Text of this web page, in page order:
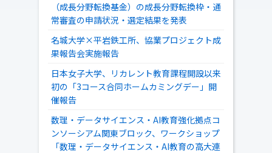
（成長分野転換基金）の成長分野転換枠・通
常審査の申請状況・選定結果を発表
名城大学×平岩鉄工所、協業プロジェクト成
果報告会実施報告
日本女子大学、リカレント教育課程開設以来
初の「3コース合同ホームカミングデー」開
催報告
数理・データサイエンス・AI教育強化拠点コ
ンソーシアム関東ブロック、ワークショップ
「数理・データサイエンス・AI教育の高大連